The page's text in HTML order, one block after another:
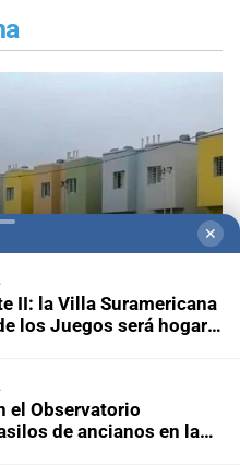
Este II: la Villa
de los Juegos será
✕
II: la Villa Suramericana
los Juegos será hogar
el Observatorio
de ancianos en la